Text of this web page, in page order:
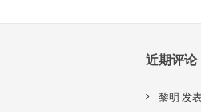
近期评论
黎明 发